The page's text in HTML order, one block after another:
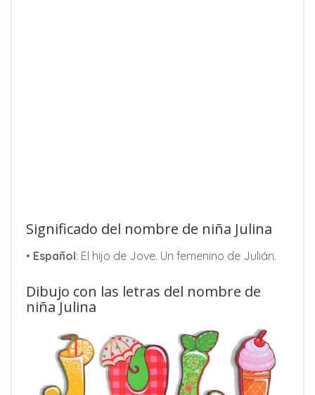
Significado del nombre de niña Julina
• Español: El hijo de Jove. Un femenino de Julián.
Dibujo con las letras del nombre de
niña Julina